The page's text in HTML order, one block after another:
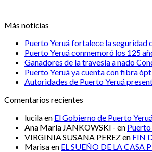
Más noticias
Puerto Yeruá fortalece la seguridad
Puerto Yeruá conmemoró los 125
Ganadores de la travesía a nado
Puerto Yeruá ya cuenta con fibra
Autoridades de Puerto Yeruá
Comentarios recientes
lucilaen El Gobierno de Puerto
Ana María JANKOWSKI - en
VIRGINIA SUSANA PEREZen FIN
Marisaen EL SUEÑO DE LA CASA